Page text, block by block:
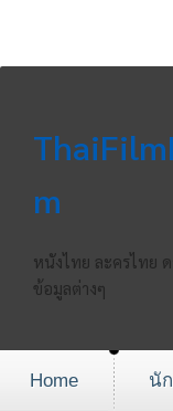
m
หนังไทย ละครไทย
ข้อมูลต่างๆ
Home นั